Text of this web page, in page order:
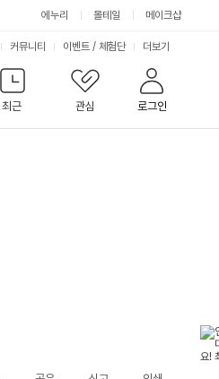
에누리 몰테일 메이크샵
최근
관심 로그인
커뮤니티 이벤트 / 체험단 서
비
스
더보기